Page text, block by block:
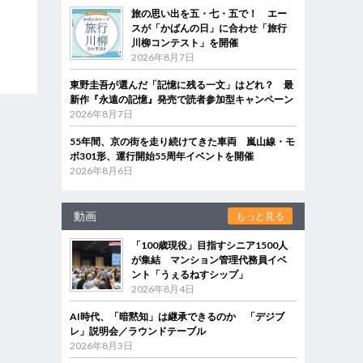
旅の思い出を五・七・五で！ エー
スが「かばんの日」に合わせ「旅行
川柳コンテスト」を開催
2026年8月7日
東野圭吾が選んだ「記憶に残る一文」はどれ？ 最
新作『永遠の記憶』発売で読者参加型キャンペーン
2026年8月7日
55年間、京の街を走り続けてきた車両 嵐山線・モ
ボ301形、運行開始55周年イベントを開催
2026年8月6日
動画 もっと見る
「100歳現役」目指すシニア1500人
が集結 マンション管理代務員イベ
ント「うぇるねすシップ」
2026年8月4日
AI時代、「暗黙知」は継承できるのか 「デジブ
レ」説明会／ラウンドテーブル
2026年8月3日